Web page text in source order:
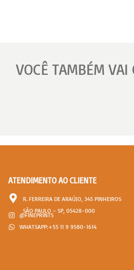
VOCÊ TAMBÉM VAI
ATENDIMENTO AO CLIENTE
R. FERREIRA DE ARAÚJO, 345 PINHEIROS
SÃO PAULO – SP, 05428-000
@FINEPRINTS
WHATSAPP:+55 11 9 9580-1614